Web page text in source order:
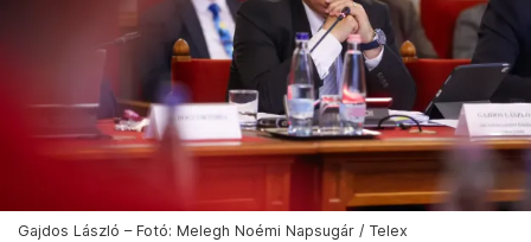
Gajdos László – Fotó: Melegh Noémi Napsugár / Telex